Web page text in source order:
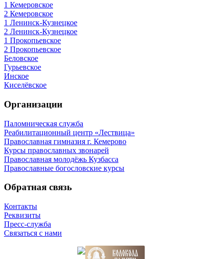
1 Кемеровское
2 Кемеровское
1 Ленинск-Кузнецкое
2 Ленинск-Кузнецкое
1 Прокопьевское
2 Прокопьевское
Беловское
Гурьевское
Инское
Киселёвское
Организации
Паломническая служба
Реабилитационный центр «Лествица»
Православная гимназия г. Кемерово
Курсы православных звонарей
Православная молодёжь Кузбасса
Православные богословские курсы
Обратная связь
Контакты
Реквизиты
Пресс-служба
Связаться с нами